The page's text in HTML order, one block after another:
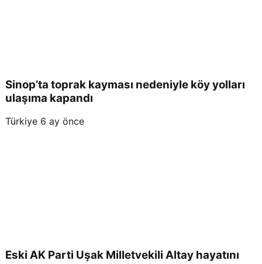
Sinop’ta toprak kayması nedeniyle köy yolları
ulaşıma kapandı
Türkiye 6 ay önce
Eski AK Parti Uşak Milletvekili Altay hayatını